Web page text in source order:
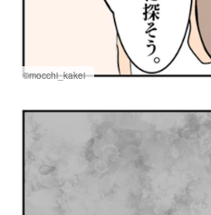
©mocchi_kakei